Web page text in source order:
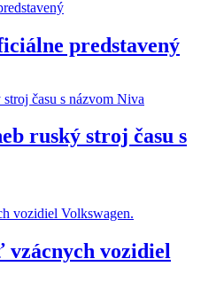
predstavený
ruský stroj času s
vzácnych vozidiel